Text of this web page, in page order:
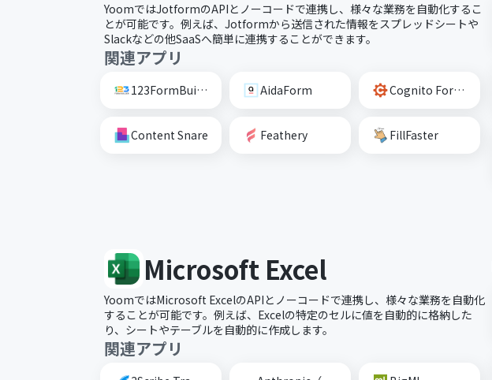
YoomではJotformのAPIとノーコードで連携し、様々な業務を自動化するこ
とが可能です。例えば、Jotformから送信された情報をスプレッドシートや
Slackなどの他SaaSへ簡単に連携することができます。
関連アプリ
123FormBuilder AidaForm Cognito Forms
Content Snare Feathery FillFaster
Microsoft Excel
YoomではMicrosoft ExcelのAPIとノーコードで連携し、様々な業務を自動化
することが可能です。例えば、Excelの特定のセルに値を自動的に格納した
り、シートやテーブルを自動的に作成します。
関連アプリ